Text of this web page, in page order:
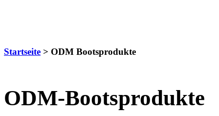
Startseite > ODM Bootsprodukte
ODM-Bootsprodukte